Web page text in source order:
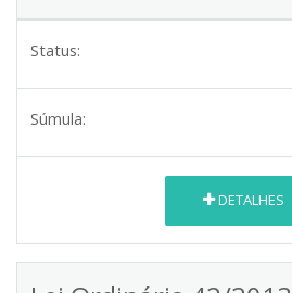
Status:
Súmula:
DETALHES